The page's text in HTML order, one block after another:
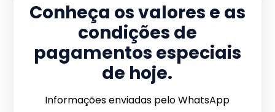
Conheça os valores e as
condições de
pagamentos especiais
de hoje.
Informações enviadas pelo WhatsApp